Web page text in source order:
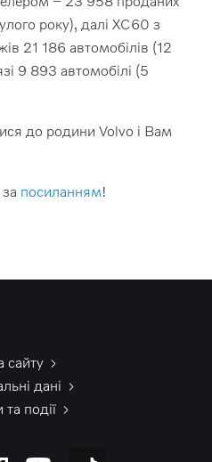
року), далі XC60 з
21 186 автомобілів (12
9 893 автомобілі (5
до родини Volvo і Вам
посиланням!
сайту
дані
події